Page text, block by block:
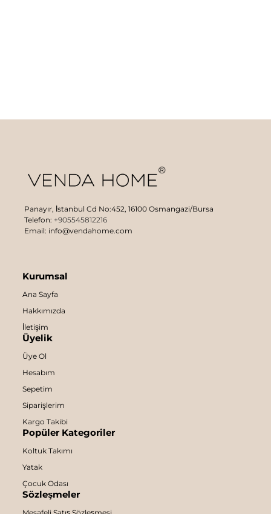
Panayır, İstanbul Cd No:452, 16100 Osmangazi/Bursa
Telefon: +905545812216
Email: info@vendahome.com
Kurumsal
Ana Sayfa
Hakkımızda
İletişim
Üyelik
Üye Ol
Hesabım
Sepetim
Siparişlerim
Kargo Takibi
Popüler Kategoriler
Koltuk Takımı
Yatak
Çocuk Odası
Sözleşmeler